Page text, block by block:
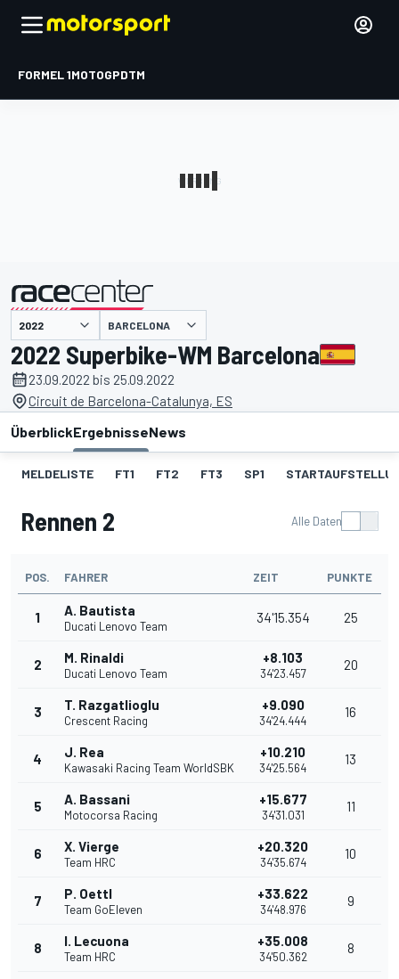
FORMEL 1MOTOGPDTM
BARCELONA
2022 Superbike-WM Barcelona
23.09.2022 bis 25.09.2022
Circuit de Barcelona-Catalunya, ES
ÜberblickErgebnisseNews
MELDELISTE FT1 FT2 FT3 SP1
Rennen 2 Alle Daten
POS. FAHRER ZEIT PUNKTE
1 A. Bautista
Ducati Lenovo Team
34'15.354 25
2 M. Rinaldi
Ducati Lenovo Team
+8.103
34'23.457
20
3 T. Razgatlioglu
Crescent Racing
+9.090
34'24.444
16
4 J. Rea
Kawasaki Racing Team WorldSBK
+10.210
34'25.564
13
5 A. Bassani
Motocorsa Racing
+15.677
34'31.031
11
6 X. Vierge
Team HRC
+20.320
34'35.674
10
7 P. Oettl
Team GoEleven
+33.622
34'48.976
9
8 I. Lecuona
Team HRC
+35.008
34'50.362
8